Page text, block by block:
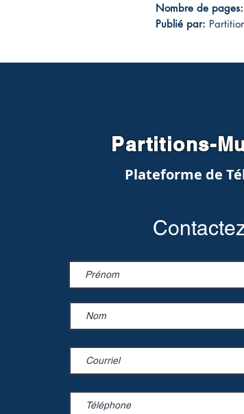
Nombre de pages:
Publié par:
Partitions-
Plateforme de